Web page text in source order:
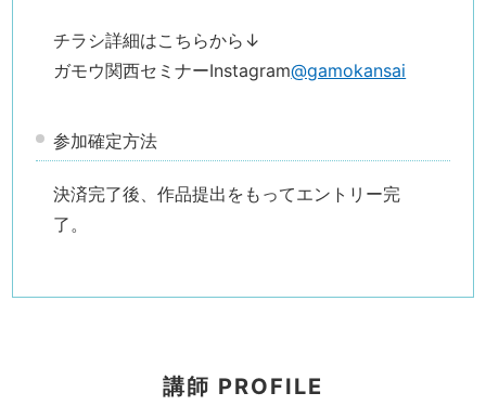
チラシ詳細はこちらから↓
ガモウ関西セミナーInstagram@gamokansai
参加確定方法
決済完了後、作品提出をもってエントリー完
了。
講師 PROFILE